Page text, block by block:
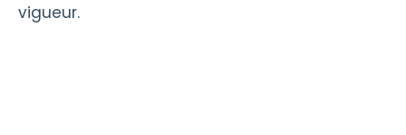
vigueur.